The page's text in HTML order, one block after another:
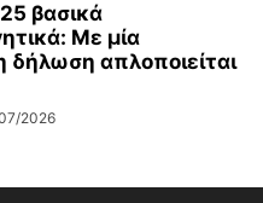
βασικά
Με μία
δήλωση απλοποιείται
2026